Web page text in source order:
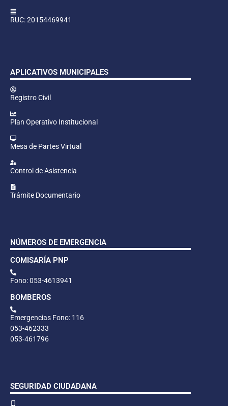
RUC: 20154469941
APLICATIVOS MUNICIPALES
Registro Civil
Plan Operativo Institucional
Mesa de Partes Virtual
Control de Asistencia
Trámite Documentario
NÚMEROS DE EMERGENCIA
COMISARÍA PNP
Fono: 053-4613941
BOMBEROS
Emergencias Fono: 116
053-462333
053-461796
SEGURIDAD CIUDADANA